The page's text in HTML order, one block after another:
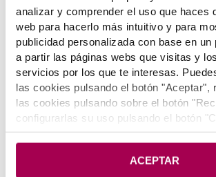
analizar y comprender el uso que haces
web para hacerlo más intuitivo y para
publicidad personalizada con base en un
a partir las páginas webs que visitas y
servicios por los que te interesas.
las cookies pulsando el botón "Aceptar",
las cookies pulsando sobre el botón
configurarlas su uso pulsando el botón
de Cookies
ACEPTAR
Tarjetas relacionadas
VISA ORO
Tarjeta de crédito mensual con más